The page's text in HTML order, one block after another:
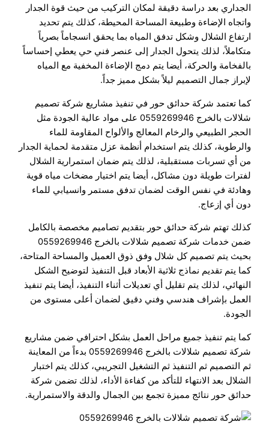
الجداري بعد دراسة دقيقة لمكان التركيب من حيث قوة الجدار
واتجاه الإضاءة وطبيعة المساحة المحيطة، كذلك يتم تحديد
ارتفاع الشلال وشكل تدفق المياه بما يحقق انسجاماً بصرياً
متكاملاً، لذلك يتحول الجدار إلى عنصر فني حي يعطي إحساساً
بالفخامة والحركة، أيضا يتم دمج الإضاءة المخفية مع المياه
لإبراز جمال التصميم ليلاً بشكل مميز جداً.
كما تعتمد شركة حدائق حور في تنفيذ مشاريع شركة تصميم
شلالات بالخرج 0559269946 على مواد عالية الجودة مثل
الحجر الطبيعي والرخام المعالج والألواح المقاومة للماء
والرطوبة، كذلك يتم استخدام أنظمة عزل متقدمة لحماية الجدار
من أي تسربات مستقبلية، لذلك يتم ضمان استمرارية الشلال
لفترات طويلة دون مشاكل، أيضا يتم اختيار مضخات مياه قوية
وهادئة في نفس الوقت لضمان تدفق مستمر وانسيابي للماء
دون أي إزعاج.
كذلك تهتم شركة حدائق حور بتقديم تصاميم مخصصة بالكامل
ضمن خدمات شركة تصميم شلالات بالخرج 0559269946
بحيث يتم تصميم كل شلال وفق ذوق العميل والمساحة المتاحة،
كما يتم تقديم نماذج ثلاثية الأبعاد قبل التنفيذ لتوضيح الشكل
النهائي، لذلك يتم تقليل أي تعديلات أثناء التنفيذ، أيضا يتم تنفيذ
العمل بإشراف هندسي وفني دقيق لضمان أعلى مستوى من
الجودة.
كما يتم تنفيذ جميع مراحل العمل بشكل احترافي ضمن مشاريع
شركة تصميم شلالات بالخرج 0559269946 بدءاً من المعاينة
ثم التصميم ثم التنفيذ ثم التشغيل التجريبي، كذلك يتم اختبار
الشلال بعد الانتهاء للتأكد من كفاءة الأداء، لذلك تضمن شركة
حدائق حور نتائج مميزة تجمع بين الجمال والدقة والاستمرارية.